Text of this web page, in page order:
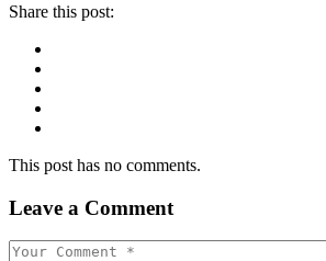
Share this post:
This post has no comments.
Leave a Comment